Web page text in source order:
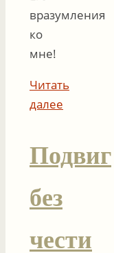
вразумления
ко
мне!
Читать
далее
Подвиг
без
чести